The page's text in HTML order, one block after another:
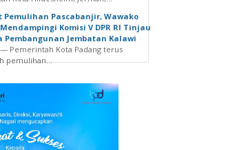
Pemulihan Pascabanjir, Wawako
Komisi V DPR RI Tinjau
Pembangunan Jembatan Kalawi
— Pemerintah Kota Padang terus
pemulihan...